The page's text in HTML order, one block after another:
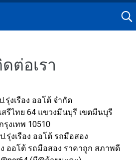
ต่อเรา
รุ่งเรือง ออโต้ จำกัด
สรีไทย 64 แขวงมีนบุรี เขตมีนบุรี
กรุงเทพ 10510
ป.รุ่งเรือง ออโต้ รถมือสอง
อง ออโต้ รถมือสอง ราคาถูก สภาพดี